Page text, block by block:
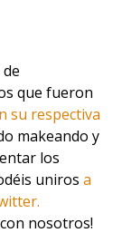
que fueron
su respectiva
makeando y
los
uniros a
nosotros!